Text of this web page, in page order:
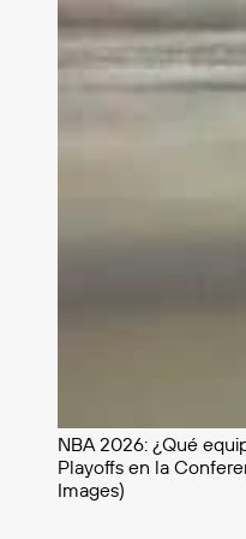
NBA 2026: ¿Qué
Playoffs en la
Images)